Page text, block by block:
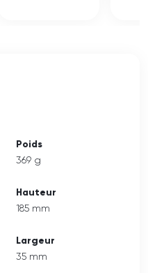
Poids
369 g
Hauteur
185 mm
Largeur
35 mm